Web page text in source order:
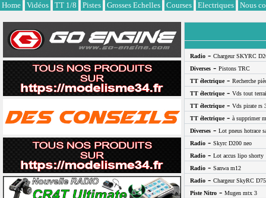
Home Vidéos TT 1/8 Pistes Grosses Echelles Courses Electriques Nous
Radio - Chargeur SKYRC
Diverses - Pistons TRC
TT électrique- Recherche
TT électrique- Vds tout
TT électrique- Vds pirate rs
TT électrique- à supprimer
Diverses - Lot pneus hotrace
Radio - Skyrc D200 neo
Radio - Lot accus lipo shorty
Radio - Sanwa m12
Radio - Chargeur SkyRC
Piste Nitro - Mugen mtx 3